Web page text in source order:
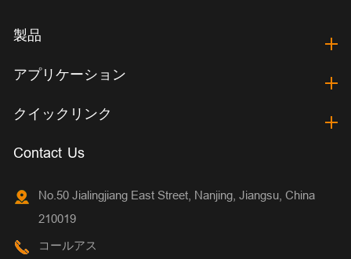
製品
アプリケーション
クイックリンク
Contact Us
No.50 Jialingjiang East Street, Nanjing, Jiangsu, China
210019
コールアス